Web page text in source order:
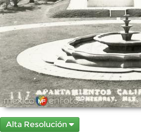
Alta Resolución